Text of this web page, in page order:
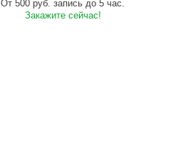
От 500 руб. запись до 5 час.
Закажите сейчас!